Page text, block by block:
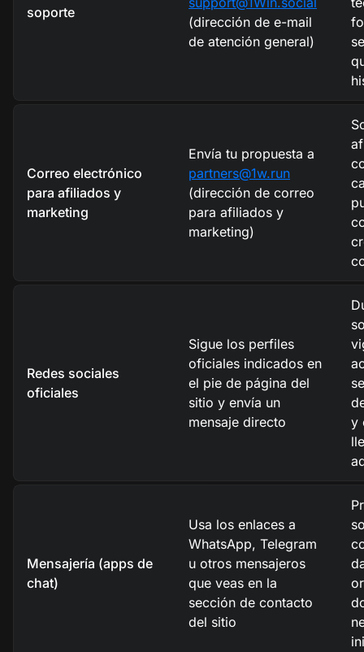
soporte
(dirección de e-mail
de atención general)
Correo electrónico
para afiliados y
marketing
Envía tu propuesta a
partners@1w.run
(dirección de correo
para afiliados y
marketing)
Redes sociales
oficiales
Sigue los perfiles
oficiales indicados en
el pie de página del
sitio y envía un
mensaje directo
y
Mensajería (apps de
chat)
Usa los enlaces a
WhatsApp, Telegram
u otros mensajeros
que veas en la
sección de contacto
del sitio